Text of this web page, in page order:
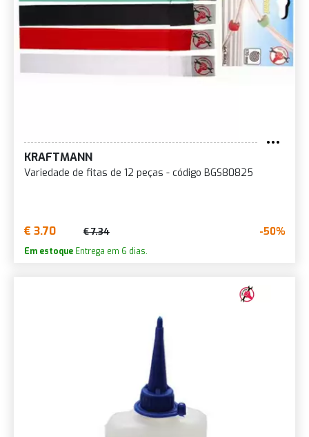
KRAFTMANN
Variedade de fitas de 12 peças - código BGS80825
€ 3.70 € 7.34 -50%
Em estoque Entrega em 6 dias.